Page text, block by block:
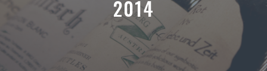
2014